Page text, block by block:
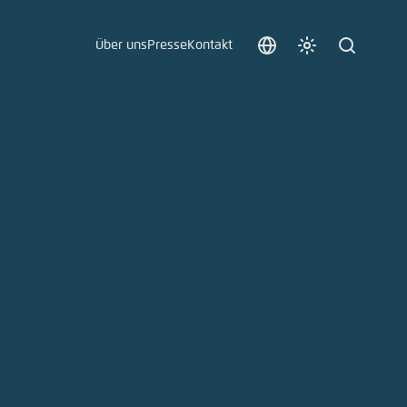
SpracheFarbschema
Suche
Über uns PresseKontakt